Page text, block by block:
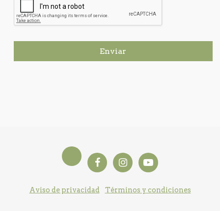
Enviar
Aviso de privacidad Términos y condiciones